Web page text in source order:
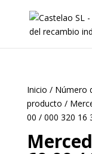
Inicio / Número
producto /
00 / 000 320 16